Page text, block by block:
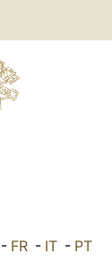
- FR - IT - PT